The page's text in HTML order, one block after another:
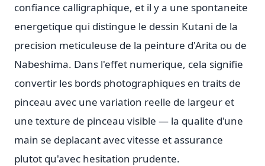
confiance calligraphique, et il y a une spontaneite
energetique qui distingue le dessin Kutani de la
precision meticuleuse de la peinture d'Arita ou de
Nabeshima. Dans l'effet numerique, cela signifie
convertir les bords photographiques en traits de
pinceau avec une variation reelle de largeur et
une texture de pinceau visible — la qualite d'une
main se deplacant avec vitesse et assurance
plutot qu'avec hesitation prudente.